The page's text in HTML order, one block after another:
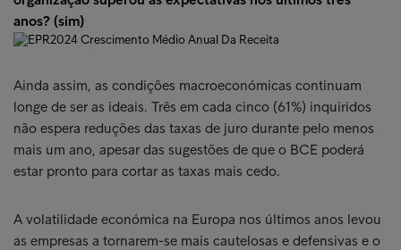
anos? (sim)
Ainda assim, as condições macroeconómicas continuam
longe de ser as ideais. Três em cada cinco (61%) inquiridos
não espera reduções das taxas de juro durante pelo menos
mais um ano, apesar das sugestões de que o BCE poderá
estar pronto para cortar as taxas mais cedo.
A volatilidade económica na Europa nos últimos anos levou
as empresas a tornarem-se mais cautelosas e defensivas e o